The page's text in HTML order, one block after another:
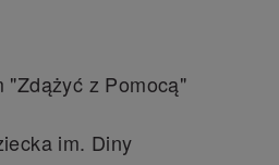
"Zdążyć z Pomocą"
im. Diny